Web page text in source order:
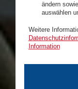
ändern
auswählen
Weitere
Information